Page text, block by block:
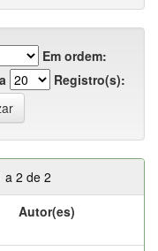
Em ordem:
Registro(s):
a 2 de 2
Autor(es)